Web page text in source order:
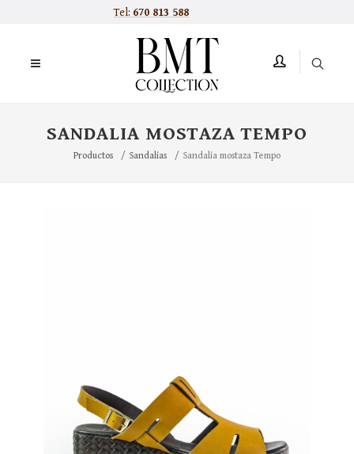
Tel: 670 813 588
SANDALIA MOSTAZA TEMPO
Productos Sandalias Sandalia mostaza Tempo